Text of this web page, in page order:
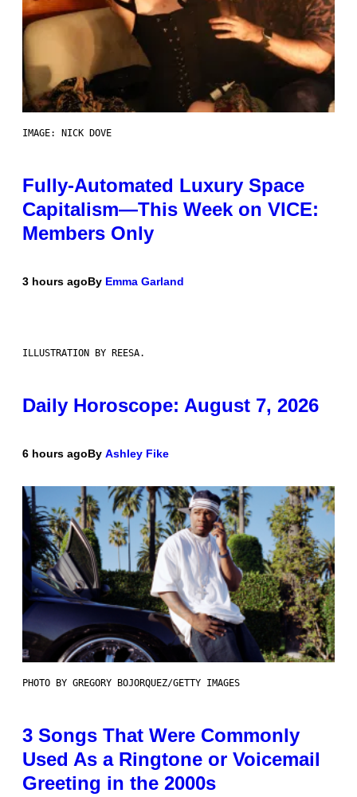
IMAGE: NICK DOVE
Fully-Automated Luxury Space
Capitalism—This Week on VICE:
Members Only
3 hours agoBy Emma Garland
ILLUSTRATION BY REESA.
Daily Horoscope: August 7, 2026
6 hours agoBy Ashley Fike
PHOTO BY GREGORY BOJORQUEZ/GETTY IMAGES
3 Songs That Were Commonly
Used As a Ringtone or Voicemail
Greeting in the 2000s